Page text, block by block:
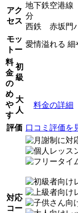
アク
セス
地下鉄空港線
分
西鉄 赤坂門
モッ
トー
愛情溢れる 細
料
金
の
め
や
す
初
級
大
人
料金の詳細
評価 口コミ評価を
対応
コー